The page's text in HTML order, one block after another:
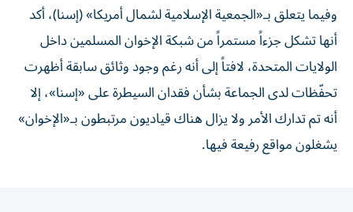
وفيما يتعلق بـ«الجمعية الإسلامية لشمال أمريكا» (إسنا)، أكد
أنها تشكل جزءاً مستمراً من شبكة الإخوان المسلمين داخل
الولايات المتحدة، لافتاً إلى أنه رغم وجود وثائق سابقة أظهرت
تحفّظات لدى الجماعة بشأن فقدان السيطرة على «إسنا»، إلا
أنه تم تدارك الأمر ولا يزال هناك قياديون مرتبطون بـ«الإخوان»
يشغلون مواقع رفيعة فيها.